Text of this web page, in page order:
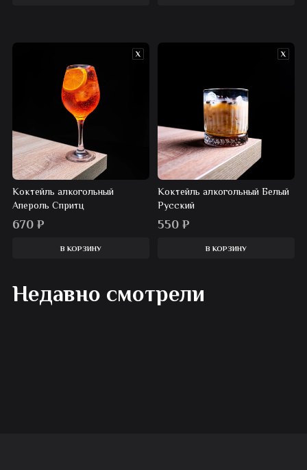
Коктейль алкогольный
Апероль Спритц
670 ₽
В КОРЗИНУ
Коктейль алкогольный Белый
Русский
550₽
В КОРЗИНУ
Недавно смотрели